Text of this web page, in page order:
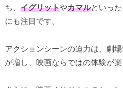
ち、 イグリットやカマルといっ
にも注目です。
アクションシーンの迫力は、劇
が増し、映画ならではの体験が楽